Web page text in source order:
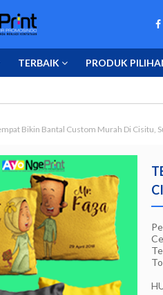
TERBAIK PRODUK
Bikin Bantal Custom Murah Di Cisitu,